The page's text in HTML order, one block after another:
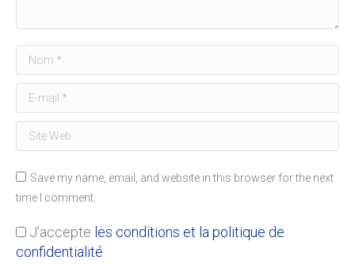
Nom *
E-mail *
Site Web
Save my name, email, and website in this browser for the next
time I comment.
J’accepte les conditions et la politique de
confidentialité